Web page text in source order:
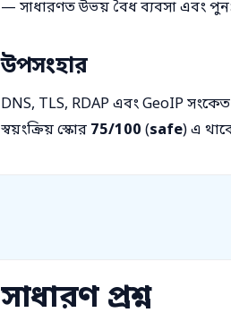
— সাধারণত উভয় বৈধ ব্যবসা এবং
উপসংহার
DNS, TLS, RDAP এবং GeoIP
স্বয়ংক্রিয় স্কোর 75/100 (safe) এ
সাধারণ প্রশ্ন